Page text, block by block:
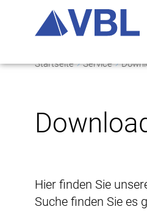
Startseite Service
Hier finden Sie
Suche finden Sie es